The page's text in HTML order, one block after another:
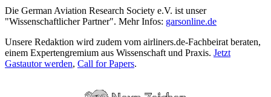
Die German Aviation Research Society e.V. ist unser
"Wissenschaftlicher Partner". Mehr Infos: garsonline.de
Unsere Redaktion wird zudem vom airliners.de-Fachbeirat beraten,
einem Expertengremium aus Wissenschaft und Praxis. Jetzt
Gastautor werden, Call for Papers.